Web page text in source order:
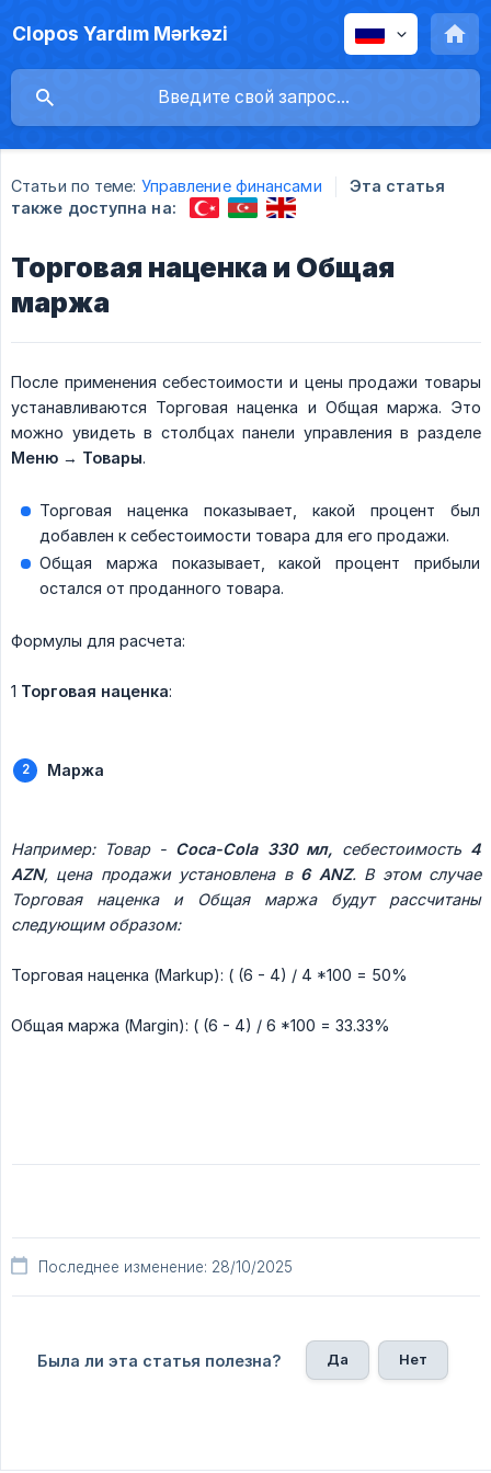
Clopos Yardım Mərkəzi
Статьи по теме: Управление финансами
Эта статья
также доступна на:
Торговая наценка и Общая
маржа
После применения себестоимости и цены продажи товары
устанавливаются Торговая наценка и Общая маржа. Это
можно увидеть в столбцах панели управления в разделе
Меню → Товары.
Торговая наценка показывает, какой процент был
добавлен к себестоимости товара для его продажи.
Общая маржа показывает, какой процент прибыли
остался от проданного товара.
Формулы для расчета:
1 Торговая наценка:
Маржа
Например: Товар - Coca-Cola 330 мл, себестоимость 4
AZN, цена продажи установлена в 6 ANZ. В этом случае
Торговая наценка и Общая маржа будут рассчитаны
следующим образом:
Торговая наценка (Markup): ( (6 - 4) / 4 *100 = 50%
Общая маржа (Margin): ( (6 - 4) / 6 *100 = 33.33%
Последнее изменение: 28/10/2025
Была ли эта статья полезна? Да Нет